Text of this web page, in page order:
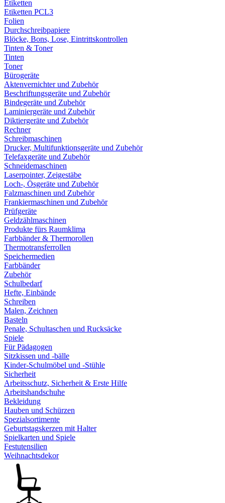
Etiketten
Etiketten PCL3
Folien
Durchschreibpapiere
Blöcke, Bons, Lose, Eintrittskontrollen
Tinten & Toner
Tinten
Toner
Bürogeräte
Aktenvernichter und Zubehör
Beschriftungsgeräte und Zubehör
Bindegeräte und Zubehör
Laminiergeräte und Zubehör
Diktiergeräte und Zubehör
Rechner
Schreibmaschinen
Drucker, Multifunktionsgeräte und Zubehör
Telefaxgeräte und Zubehör
Schneidemaschinen
Laserpointer, Zeigestäbe
Loch-, Ösgeräte und Zubehör
Falzmaschinen und Zubehör
Frankiermaschinen und Zubehör
Prüfgeräte
Geldzählmaschinen
Produkte fürs Raumklima
Farbbänder & Thermorollen
Thermotransferrollen
Speichermedien
Farbbänder
Zubehör
Schulbedarf
Hefte, Einbände
Schreiben
Malen, Zeichnen
Basteln
Penale, Schultaschen und Rucksäcke
Spiele
Für Pädagogen
Sitzkissen und -bälle
Kinder-Schulmöbel und -Stühle
Sicherheit
Arbeitsschutz, Sicherheit & Erste Hilfe
Arbeitshandschuhe
Bekleidung
Hauben und Schürzen
Spezialsortimente
Geburtstagskerzen mit Halter
Spielkarten und Spiele
Festutensilien
Weihnachtsdekor